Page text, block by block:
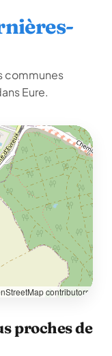
communes
Eure.
contributors
proches de